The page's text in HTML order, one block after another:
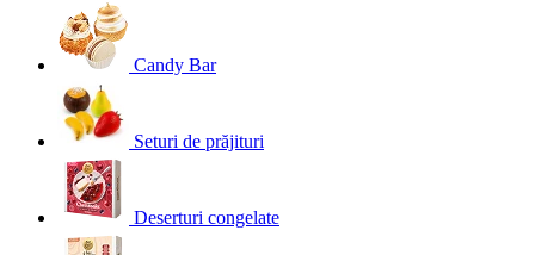
Candy Bar
Seturi de prăjituri
Deserturi congelate